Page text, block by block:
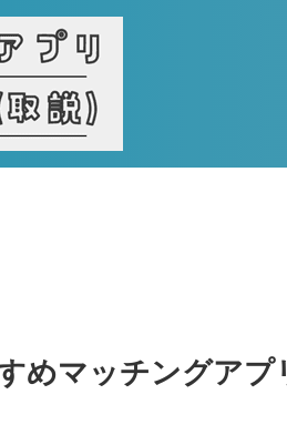
めマッチングアプ